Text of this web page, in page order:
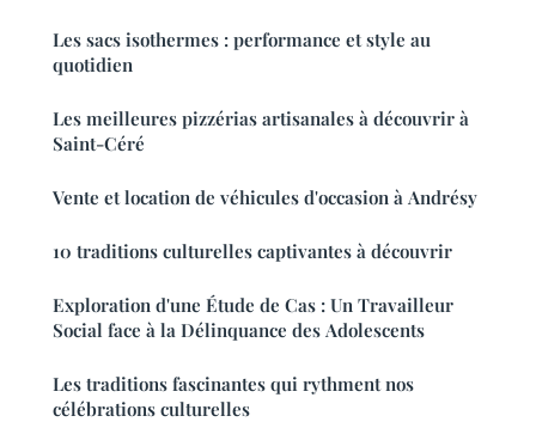
Les sacs isothermes : performance et style au
quotidien
Les meilleures pizzérias artisanales à découvrir à
Saint-Céré
Vente et location de véhicules d'occasion à Andrésy
10 traditions culturelles captivantes à découvrir
Exploration d'une Étude de Cas : Un Travailleur
Social face à la Délinquance des Adolescents
Les traditions fascinantes qui rythment nos
célébrations culturelles